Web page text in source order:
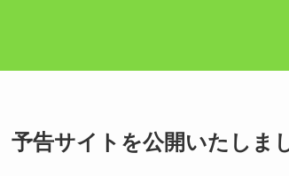
予告サイトを公開いたしま